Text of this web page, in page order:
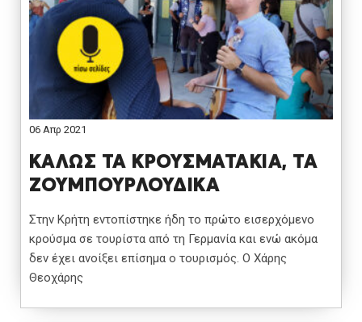
06 Απρ 2021
ΚΑΛΩΣ ΤΑ ΚΡΟΥΣΜΑΤΑΚΙΑ, ΤΑ
ΖΟΥΜΠΟΥΡΛΟΥΔΙΚΑ
Στην Κρήτη εντοπίστηκε ήδη το πρώτο εισερχόμενο
κρούσμα σε τουρίστα από τη Γερμανία και ενώ ακόμα
δεν έχει ανοίξει επίσημα ο τουρισμός. Ο Χάρης
Θεοχάρης